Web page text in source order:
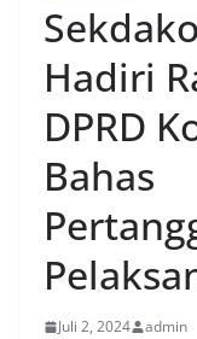
Hadiri
DPRD
Bahas
Juli 2, 2024 admin